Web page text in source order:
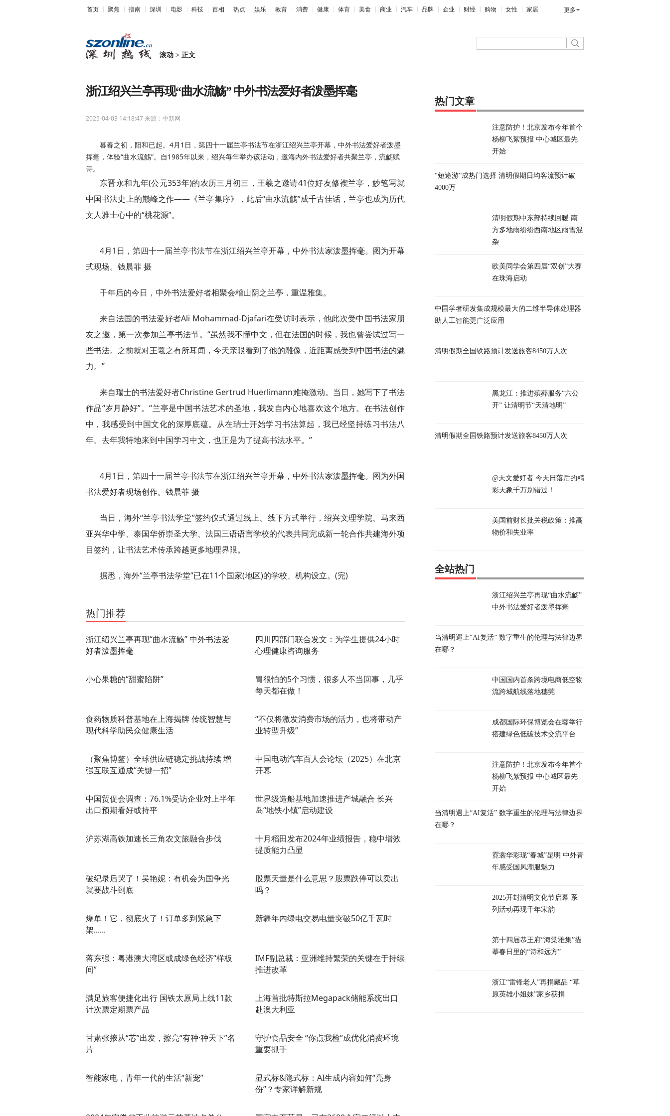
首页 聚焦 指南 深圳 电影 科技 百相 热点 娱乐 教育 消费 健康 体育 美食 商业 汽车 品牌 企业 财经 购物 女性 家居 更多
滚动 >正文
浙江绍兴兰亭再现“曲水流觞” 中外书法爱好者泼墨挥毫
2025-04-03 14:18:47来源：中新网
暮春之初，阳和已起。4月1日，第四十一届兰亭书法节在浙江绍兴兰亭开幕，中外书法爱好者泼墨
挥毫，体验“曲水流觞”。自1985年以来，绍兴每年举办该活动，邀海内外书法爱好者共聚兰亭，流觞赋
诗。
东晋永和九年(公元353年)的农历三月初三，王羲之邀请41位好友修褉兰亭，妙笔写就
中国书法史上的巅峰之作——《兰亭集序》，此后“曲水流觞”成千古佳话，兰亭也成为历代
文人雅士心中的“桃花源”。
4月1日，第四十一届兰亭书法节在浙江绍兴兰亭开幕，中外书法家泼墨挥毫。图为开幕
式现场。钱晨菲 摄
千年后的今日，中外书法爱好者相聚会稽山阴之兰亭，重温雅集。
来自法国的书法爱好者Ali Mohammad-Djafari在受访时表示，他此次受中国书法家朋
友之邀，第一次参加兰亭书法节。“虽然我不懂中文，但在法国的时候，我也曾尝试过写一
些书法。之前就对王羲之有所耳闻，今天亲眼看到了他的雕像，近距离感受到中国书法的魅
力。”
来自瑞士的书法爱好者Christine Gertrud Huerlimann难掩激动。当日，她写下了书法
作品“岁月静好”。“兰亭是中国书法艺术的圣地，我发自内心地喜欢这个地方。在书法创作
中，我感受到中国文化的深厚底蕴。从在瑞士开始学习书法算起，我已经坚持练习书法八
年。去年我特地来到中国学习中文，也正是为了提高书法水平。”
4月1日，第四十一届兰亭书法节在浙江绍兴兰亭开幕，中外书法家泼墨挥毫。图为外国
书法爱好者现场创作。钱晨菲 摄
当日，海外“兰亭书法学堂”签约仪式通过线上、线下方式举行，绍兴文理学院、马来西
亚兴华中学、泰国华侨崇圣大学、法国三语语言学校的代表共同完成新一轮合作共建海外项
目签约，让书法艺术传承跨越更多地理界限。
据悉，海外“兰亭书法学堂”已在11个国家(地区)的学校、机构设立。(完)
热门推荐
浙江绍兴兰亭再现“曲水流觞” 中外书法爱
好者泼墨挥毫
四川四部门联合发文：为学生提供24小时
心理健康咨询服务
小心果糖的“甜蜜陷阱”
胃很怕的5个习惯，很多人不当回事，几乎
每天都在做！
食药物质科普基地在上海揭牌 传统智慧与
现代科学助民众健康生活
“不仅将激发消费市场的活力，也将带动产
业转型升级”
（聚焦博鳌）全球供应链稳定挑战持续 增
强互联互通成“关键一招”
中国电动汽车百人会论坛（2025）在北京
开幕
中国贸促会调查：76.1%受访企业对上半年
出口预期看好或持平
世界级造船基地加速推进产城融合 长兴
岛“地铁小镇”启动建设
沪苏湖高铁加速长三角农文旅融合步伐
十月稻田发布2024年业绩报告，稳中增效
提质能力凸显
破纪录后哭了！吴艳妮：有机会为国争光
就要战斗到底
股票天量是什么意思？股票跌停可以卖出
吗？
爆单！它，彻底火了！订单多到紧急下
架......
新疆年内绿电交易电量突破50亿千瓦时
蒋东强：粤港澳大湾区或成绿色经济“样板
间”
IMF副总裁：亚洲维持繁荣的关键在于持续
推进改革
满足旅客便捷化出行 国铁太原局上线11款
计次票定期票产品
上海首批特斯拉Megapack储能系统出口
赴澳大利亚
甘肃张掖从“芯”出发，擦亮“有种·种天下”名
片
守护食品安全 “你点我检”成优化消费环境
重要抓手
智能家电，青年一代的生活“新宠”
显式标&隐式标：AI生成内容如何“亮身
份”？专家详解新规
热门文章
注意防护！北京发布今年首个
杨柳飞絮预报 中心城区最先
开始
“短途游”成热门选择 清明假期日均客流预计破
4000万
清明假期中东部持续回暖 南
方多地雨纷纷西南地区雨雪混
杂
欧美同学会第四届“双创”大赛
在珠海启动
中国学者研发集成规模最大的二维半导体处理器
助人工智能更广泛应用
清明假期全国铁路预计发送旅客8450万人次
黑龙江：推进殡葬服务“六公
开” 让清明节“天清地明”
清明假期全国铁路预计发送旅客8450万人次
@天文爱好者 今天日落后的精
彩天象千万别错过！
美国前财长批关税政策：推高
物价和失业率
全站热门
浙江绍兴兰亭再现“曲水流觞”
中外书法爱好者泼墨挥毫
当清明遇上“AI复活” 数字重生的伦理与法律边界
在哪？
中国国内首条跨境电商低空物
流跨城航线落地穗莞
成都国际环保博览会在蓉举行
搭建绿色低碳技术交流平台
注意防护！北京发布今年首个
杨柳飞絮预报 中心城区最先
开始
当清明遇上“AI复活” 数字重生的伦理与法律边界
在哪？
霓裳华彩现“春城”昆明 中外青
年感受国风潮服魅力
2025开封清明文化节启幕 系
列活动再现千年宋韵
第十四届恭王府“海棠雅集”描
摹春日里的“诗和远方”
浙江“雷锋老人”再捐藏品 “草
原英雄小姐妹”家乡获捐